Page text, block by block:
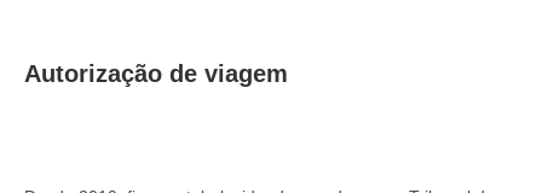
Autorização de viagem